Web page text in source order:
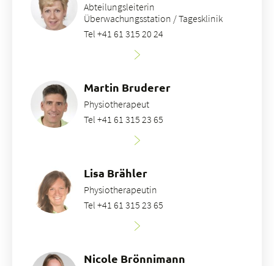
Abteilungsleiterin
Überwachungsstation / Tagesklinik
Tel +41 61 315 20 24
Martin Bruderer
Physiotherapeut
Tel +41 61 315 23 65
Lisa Brähler
Physiotherapeutin
Tel +41 61 315 23 65
Nicole Brönnimann